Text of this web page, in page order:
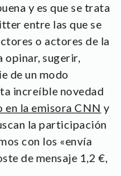
y es que se trata
entre las que se
o actores de la
opinar, sugerir,
de un modo
increíble novedad
en la emisora CNN y
la participación
con los «envía
de mensaje 1,2 €,